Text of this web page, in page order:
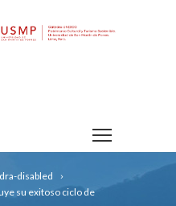
disabled
su exitoso ciclo de